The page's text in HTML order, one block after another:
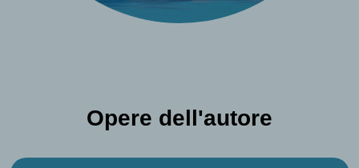
Opere dell'autore